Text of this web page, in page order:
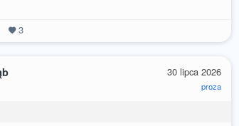
3
30 lipca 2026
proza